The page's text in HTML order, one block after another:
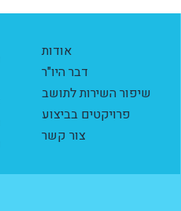
אודות
דבר היו"ר
שיפור השירות לתושב
פרויקטים בביצוע
צור קשר